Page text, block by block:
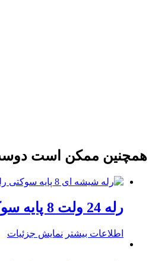
همچنین ممکن است
رله 24 ولت 8 پایه سوکتی jqx-13f
اطلاعات بیشتر نمایش جزئیات